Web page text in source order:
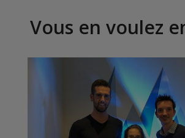
Vous en voulez